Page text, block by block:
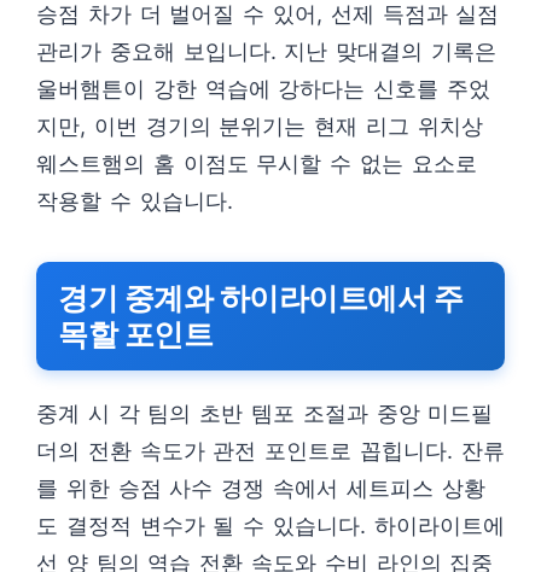
승점 차가 더 벌어질 수 있어, 선제 득점과 실점
관리가 중요해 보입니다. 지난 맞대결의 기록은
울버햄튼이 강한 역습에 강하다는 신호를 주었
지만, 이번 경기의 분위기는 현재 리그 위치상
웨스트햄의 홈 이점도 무시할 수 없는 요소로
작용할 수 있습니다.
경기 중계와 하이라이트에서 주
목할 포인트
중계 시 각 팀의 초반 템포 조절과 중앙 미드필
더의 전환 속도가 관전 포인트로 꼽힙니다. 잔류
를 위한 승점 사수 경쟁 속에서 세트피스 상황
도 결정적 변수가 될 수 있습니다. 하이라이트에
선 양 팀의 역습 전환 속도와 수비 라인의 집중